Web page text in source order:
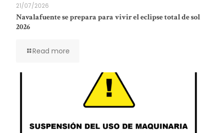
21/07/2026
Navalafuente se prepara para vivir el eclipse total de sol
2026
Read more